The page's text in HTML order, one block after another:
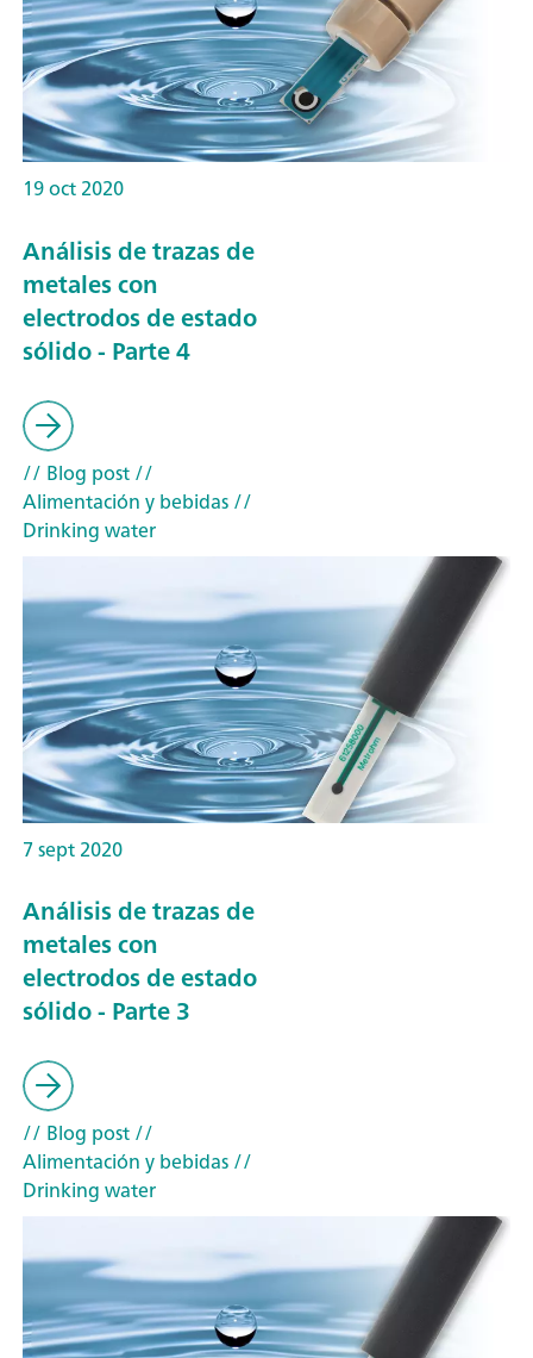
19 oct 2020
Análisis de trazas de
metales con
electrodos de estado
sólido - Parte 4
// Blog post//
Alimentación y bebidas//
Drinking water
7 sept 2020
Análisis de trazas de
metales con
electrodos de estado
sólido - Parte 3
// Blog post//
Alimentación y bebidas//
Drinking water